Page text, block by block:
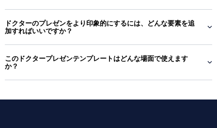
ドクターのプレゼンをより印象的にするには、どんな要素を追
加すればいいですか？
このドクタープレゼンテンプレートはどんな場面で使えます
か？